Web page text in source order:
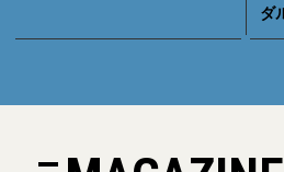
ダ